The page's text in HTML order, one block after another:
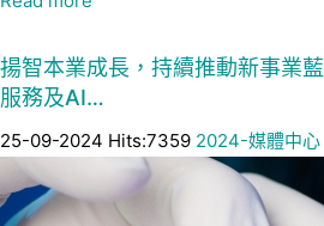
揚智本業成長，持續推動新事業
服務及AI…
25-09-2024 Hits:7359 2024-媒體中心